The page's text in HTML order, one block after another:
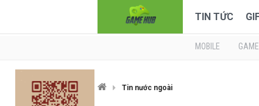
TIN TỨC
MOBILE
Tin nước ngoài